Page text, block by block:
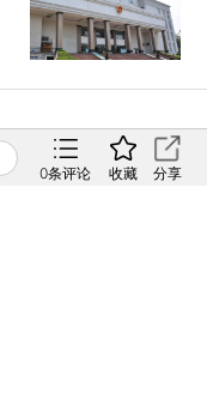
0条评论 收藏 分享